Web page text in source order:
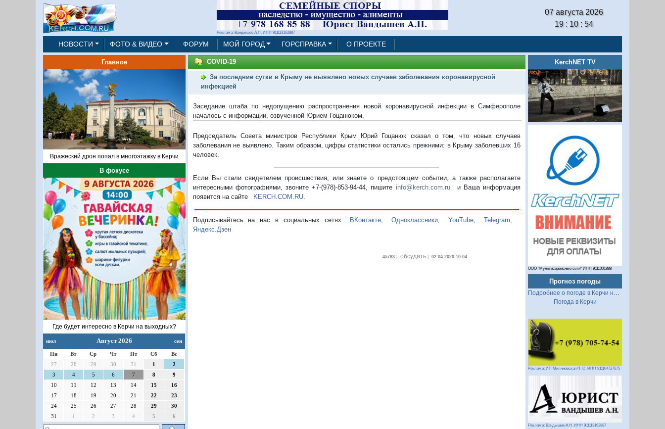
Реклама: Вандышев А.Н. ИНН 911113162887
07 августа 2026
19 : 10 : 55
НОВОСТИ ФОТО & ВИДЕО ФОРУМ МОЙ ГОРОД ГОРСПРАВКА О ПРОЕКТЕ
Главное
Вражеский дрон попал в многоэтажку в Керчи
В фокусе
Где будет интересно в Керчи на выходных?
июл Август 2026 сен
Пн Вт Ср Чт Пт Сб
Вс
27
28 29 30 31 1
2
3
4 5 6 7 8
9
10
11 12 13 14 15
16
17
18 19 20 21 22
23
24
25 26 27 28 29
30
31
1 2 3 4 5 6
COVID-19
За последние сутки в Крыму не выявлено новых случаев заболевания коронавирусной
инфекцией
Заседание штаба по недопущению распространения новой коронавирусной инфекции в Симферополе
началось с информации, озвученной Юрием Гоцанюком.
Председатель Совета министров Республики Крым Юрий Гоцанюк сказал о том, что новых случаев
заболевания не выявлено. Таким образом, цифры статистики остались прежними: в Крыму заболевших 16
человек.
Если Вы стали свидетелем происшествия, или знаете о предстоящем событии, а также располагаете
интересными фотографиями, звоните +7-(978)-853-94-44, пишите info@kerch.com.ru и Ваша информация
появится на сайте KERCH.COM.RU.
Подписывайтесь на нас в социальных сетях ВКонтакте Одноклассники ,YouTube ,Telegram
Яндекс.Дзен
45783 |обсудить |02.04.2020 10:04
KerchNET TV
ООО "Мультисервисные сети" ИНН 9111001888
Прогноз погоды
Подробнее о погоде в Керчи на 2 недели
Погода в Керчи
Реклама: ИП Миляновская Н. С. ИНН 911104727675
Реклама: Вандышев А.Н. ИНН 911113162887